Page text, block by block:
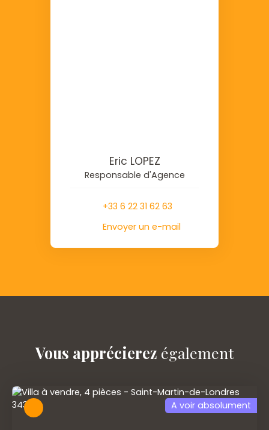
Eric LOPEZ
Responsable d'Agence
+33 6 22 31 62 63
Envoyer un e-mail
Vous apprécierez également
A voir absolument